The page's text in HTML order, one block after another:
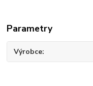
Parametry
Výrobce